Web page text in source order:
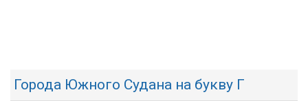
Города Южного Судана на букву Г